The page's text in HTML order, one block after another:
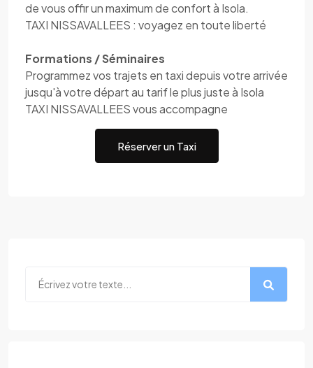
de vous offir un maximum de confort à Isola.
TAXI NISSAVALLEES : voyagez en toute liberté
Formations / Séminaires
Programmez vos trajets en taxi depuis votre arrivée
jusqu'à votre départ au tarif le plus juste à Isola
TAXI NISSAVALLEES vous accompagne
Réserver un Taxi